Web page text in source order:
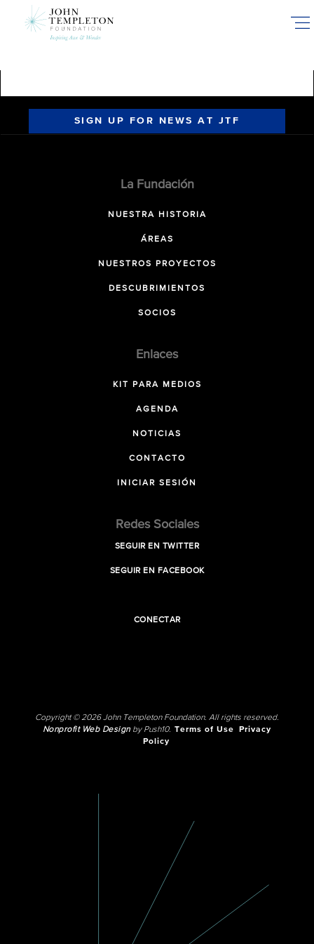
SIGN UP FOR NEWS AT JTF
La Fundación
NUESTRA HISTORIA
ÁREAS
NUESTROS PROYECTOS
DESCUBRIMIENTOS
SOCIOS
Enlaces
KIT PARA MEDIOS
AGENDA
NOTICIAS
CONTACTO
INICIAR SESIÓN
Redes Sociales
SEGUIR EN TWITTER
SEGUIR EN FACEBOOK
CONECTAR
Copyright © 2026 John Templeton Foundation. All rights reserved.
Nonprofit Web Designby Push10. Terms of Use
Privacy
Policy